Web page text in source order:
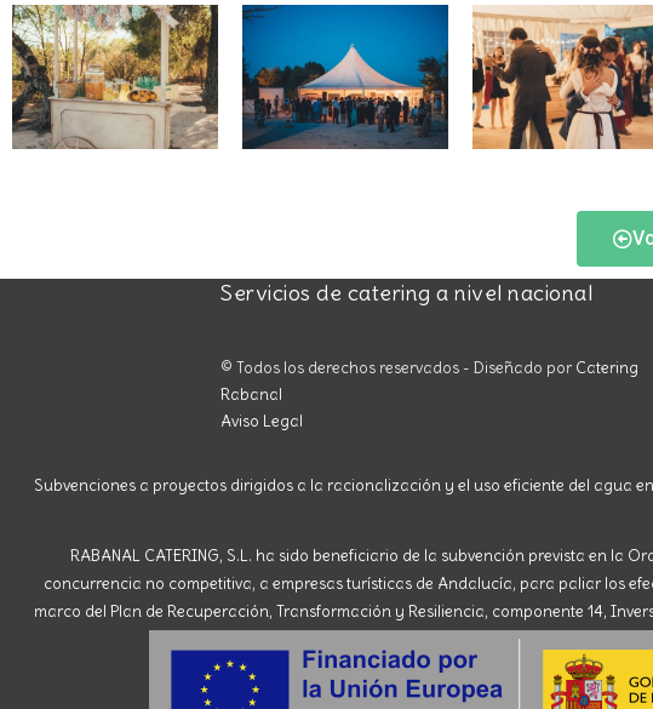
Servicios de catering a nivel nacional
© Todos los derechos reservados - Diseñado por Catering
Rabanal
Aviso Legal
Subvenciones a proyectos dirigidos a la racionalización y el uso eficiente del agua
RABANAL CATERING, S.L. ha sido beneficiario de la subvención prevista en
concurrencia no competitiva, a empresas turísticas de Andalucía, para paliar los
marco del Plan de Recuperación, Transformación y Resiliencia, componente 14,